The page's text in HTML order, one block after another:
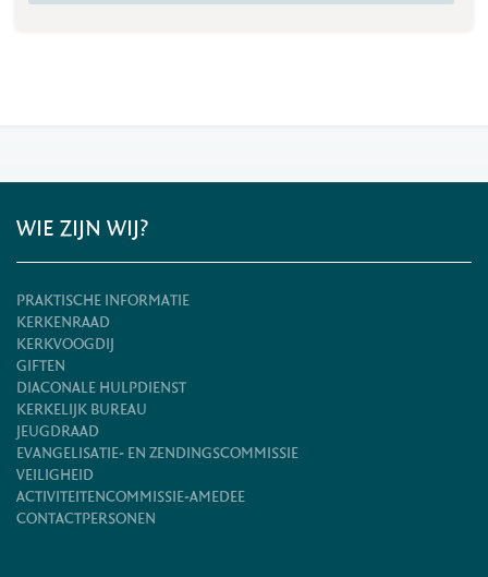
WIE ZIJN WIJ?
PRAKTISCHE INFORMATIE
KERKENRAAD
KERKVOOGDIJ
GIFTEN
DIACONALE HULPDIENST
KERKELIJK BUREAU
JEUGDRAAD
EVANGELISATIE- EN ZENDINGSCOMMISSIE
VEILIGHEID
ACTIVITEITENCOMMISSIE-AMEDEE
CONTACTPERSONEN